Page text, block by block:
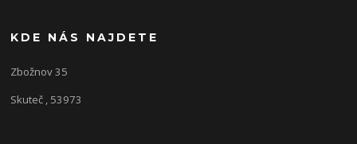
KDE NÁS NAJDETE
Zbožnov 35
Skuteč , 53973